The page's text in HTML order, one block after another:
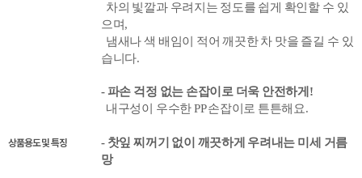
상품용도 및 특징
차의 빛깔과 우려지는 정도를 쉽게 확인할 수 있
으며,
냄새나 색 배임이 적어 깨끗한 차 맛을 즐길 수 있
습니다.
- 파손 걱정 없는 손잡이로 더욱 안전하게!
내구성이 우수한 PP 손잡이로 튼튼해요.
- 찻잎 찌꺼기 없이 깨끗하게 우려내는 미세 거름
망